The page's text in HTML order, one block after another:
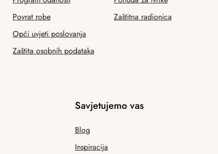
Povrat robe
Opći uvjeti poslovanja
Zaštita osobnih podataka
Zaštitna radionica
Savjetujemo vas
Blog
Inspiracija